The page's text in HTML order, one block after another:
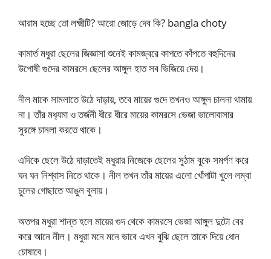
আরাম হচ্ছে তো লক্ষ্মীটি? আরো জোড়ে দেব কি? bangla choty
কামার্ত মধুরা ছেলের জিজ্ঞাসা শুনেই কামজ্বরে কাপতে কাঁপতে বহুদিনের
উপোষী গুদের কামরসে ছেলের আঙ্গুল হাত সব ভিজিয়ে দেয়।
নীল মাকে সামলাতে উঠে দাড়ায়, তবে মায়ের গুদে তখনও আঙ্গুল চালনা থামায়
না। তাঁর মধ‍্যমা ও তর্জনী ধীরে ধীরে মায়ের কামরসে ভেজা ভালোবাসার
সুরঙ্গে চানলা করতে থাকে।
এদিকে ছেলে উঠে দাড়াতেই মধুরার নিজেকে ছেলের সুঠাম বুকে সমর্পণ করে
ঘন ঘন নিশ্বাস নিতে থাকে। নীল তখন তাঁর মায়ের এলো খোঁপাটা খুলে লম্বা
চুলের গোছাতে আঙুল বুলায়।
অতপর মধুরা শান্ত হলে মায়ের গুদ থেকে কামরসে ভেজা আঙ্গুল দুটো বের
করে আনে নীল। মধুরা মনে মনে ভাবে এখন বুঝি ছেলে তাকে দিয়ে ধোন
চোষাবে।